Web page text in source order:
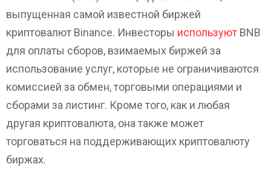
выпущенная самой известной биржей
криптовалют Binance. Инвесторы используют BNB
для оплаты сборов, взимаемых биржей за
использование услуг, которые не ограничиваются
комиссией за обмен, торговыми операциями и
сборами за листинг. Кроме того, как и любая
другая криптовалюта, она также может
торговаться на поддерживающих криптовалюту
биржах.